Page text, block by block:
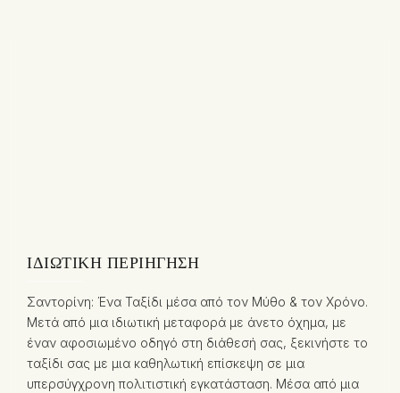
ΙΔΙΩΤΙΚΉ ΠΕΡΙΉΓΗΣΗ
Σαντορίνη: Ένα Ταξίδι μέσα από τον Μύθο & τον Χρόνο.
Μετά από μια ιδιωτική μεταφορά με άνετο όχημα, με
έναν αφοσιωμένο οδηγό στη διάθεσή σας, ξεκινήστε το
ταξίδι σας με μια καθηλωτική επίσκεψη σε μια
υπερσύγχρονη πολιτιστική εγκατάσταση. Μέσα από μια